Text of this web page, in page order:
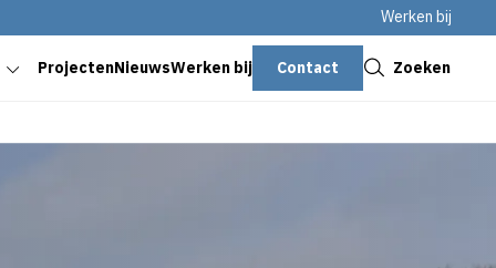
Werken bij
ProjectenNieuwsWerken bij Contact Zoeken
Sluiten